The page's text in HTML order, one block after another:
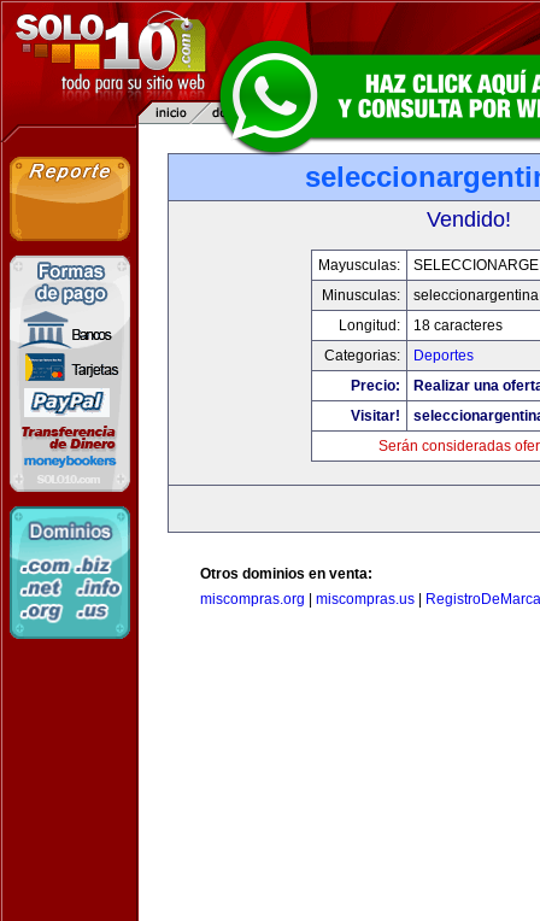
Vendido!
Mayusculas:
Minusculas:
Longitud:
18 caracteres
Categorias:
Deportes
Precio:
Realizar una
Visitar!
Serán consideradas
Otros dominios en venta:
miscompras.org
miscompras.us